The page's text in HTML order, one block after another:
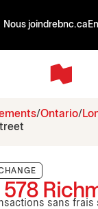
Nous joindrebnc.ca
Ontario
578
sans frais